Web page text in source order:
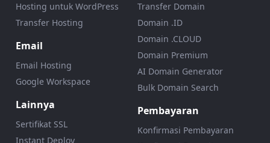
Hosting untuk WordPress
Transfer Hosting
Email
Email Hosting
Google Workspace
Lainnya
Sertifikat SSL
Instant Deploy
Transfer Domain
Domain .ID
Domain .CLOUD
Domain Premium
AI Domain Generator
Bulk Domain Search
Pembayaran
Konfirmasi Pembayaran